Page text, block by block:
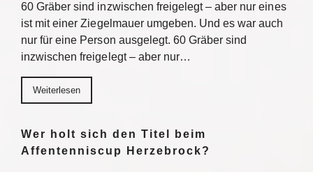
60 Gräber sind inzwischen freigelegt – aber nur eines
ist mit einer Ziegelmauer umgeben. Und es war auch
nur für eine Person ausgelegt. 60 Gräber sind
inzwischen freigelegt – aber nur…
Weiterlesen
Wer holt sich den Titel beim
Affentenniscup Herzebrock?